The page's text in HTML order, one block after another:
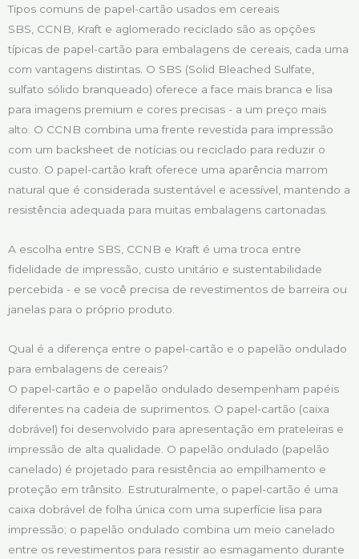
Tipos comuns de papel-cartão usados em cereais
SBS, CCNB, Kraft e aglomerado reciclado são as opções
típicas de papel-cartão para embalagens de cereais, cada uma
com vantagens distintas. O SBS (Solid Bleached Sulfate,
sulfato sólido branqueado) oferece a face mais branca e lisa
para imagens premium e cores precisas - a um preço mais
alto. O CCNB combina uma frente revestida para impressão
com um backsheet de notícias ou reciclado para reduzir o
custo. O papel-cartão kraft oferece uma aparência marrom
natural que é considerada sustentável e acessível, mantendo a
resistência adequada para muitas embalagens cartonadas.
A escolha entre SBS, CCNB e Kraft é uma troca entre
fidelidade de impressão, custo unitário e sustentabilidade
percebida - e se você precisa de revestimentos de barreira ou
janelas para o próprio produto.
Qual é a diferença entre o papel-cartão e o papelão ondulado
para embalagens de cereais?
O papel-cartão e o papelão ondulado desempenham papéis
diferentes na cadeia de suprimentos. O papel-cartão (caixa
dobrável) foi desenvolvido para apresentação em prateleiras e
impressão de alta qualidade. O papelão ondulado (papelão
canelado) é projetado para resistência ao empilhamento e
proteção em trânsito. Estruturalmente, o papel-cartão é uma
caixa dobrável de folha única com uma superfície lisa para
impressão; o papelão ondulado combina um meio canelado
entre os revestimentos para resistir ao esmagamento durante